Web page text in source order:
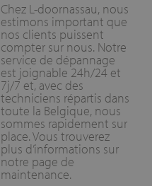
Chez L-doornassau, nous
estimons important que
nos clients puissent
compter sur nous. Notre
service de dépannage
est joignable 24h/24 et
7j/7 et, avec des
techniciens répartis dans
toute la Belgique, nous
sommes rapidement sur
place. Vous trouverez
plus d’informations sur
notre page de
maintenance.